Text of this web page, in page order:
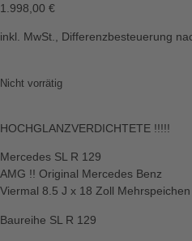
1.998,00 €
inkl. MwSt., Differenzbesteuerung
Nicht vorrätig
HOCHGLANZVERDICHTETE !!!!!
Mercedes SL R 129
AMG !! Original Mercedes Benz
Viermal 8.5 J x 18 Zoll
Baureihe SL R 129